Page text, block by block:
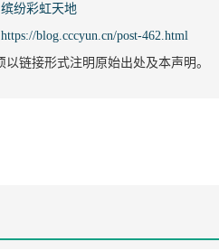
缤纷彩虹天地
https://blog.cccyun.cn/post-462.html
以链接形式注明原始出处及本声明。